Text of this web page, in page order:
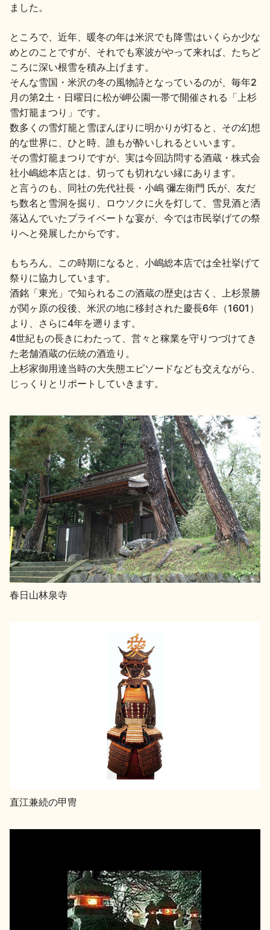
ました。
ところで、近年、暖冬の年は米沢でも降雪はいくらか少な
めとのことですが、それでも寒波がやって来れば、たちど
ころに深い根雪を積み上げます。
そんな雪国・米沢の冬の風物詩となっているのが、毎年2
月の第2土・日曜日に松が岬公園一帯で開催される「上杉
雪灯籠まつり」です。
数多くの雪灯籠と雪ぼんぼりに明かりが灯ると、その幻想
的な世界に、ひと時、誰もが酔いしれるといいます。
その雪灯籠まつりですが、実は今回訪問する酒蔵・株式会
社小嶋総本店とは、切っても切れない縁にあります。
と言うのも、同社の先代社長・小嶋 彌左衛門 氏が、友だ
ち数名と雪洞を掘り、ロウソクに火を灯して、雪見酒と洒
落込んでいたプライベートな宴が、今では市民挙げての祭
りへと発展したからです。
もちろん、この時期になると、小嶋総本店では全社挙げて
祭りに協力しています。
酒銘「東光」で知られるこの酒蔵の歴史は古く、上杉景勝
が関ヶ原の役後、米沢の地に移封された慶長6年（1601）
より、さらに4年を遡ります。
4世紀もの長きにわたって、営々と稼業を守りつづけてき
た老舗酒蔵の伝統の酒造り。
上杉家御用達当時の大失態エピソードなども交えながら、
じっくりとリポートしていきます。
春日山林泉寺
直江兼続の甲冑